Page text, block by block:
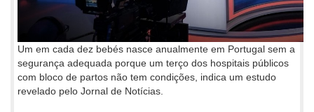
Um em cada dez bebés nasce anualmente em Portugal sem a
segurança adequada porque um terço dos hospitais públicos
com bloco de partos não tem condições, indica um estudo
revelado pelo Jornal de Notícias.